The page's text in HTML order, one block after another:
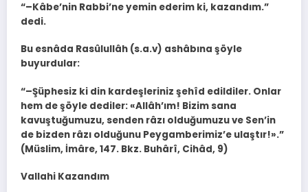
“–Kâbe’nin Rabbi’ne yemin ederim ki, kazandım.”
dedi.
Bu esnâda Rasûlullâh (s.a.v) ashâbına şöyle
buyurdular:
“–Şüphesiz ki din kardeşleriniz şehîd edildiler. Onlar
hem de şöyle dediler: «Allâh’ım! Bizim sana
kavuştuğumuzu, senden râzı olduğumuzu ve Sen’in
de bizden râzı olduğunu Peygamberimiz’e ulaştır!».”
(Müslim, İmâre, 147. Bkz. Buhârî, Cihâd, 9)
Vallahi Kazandım